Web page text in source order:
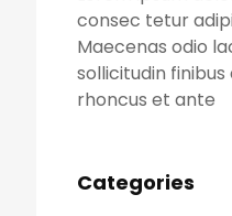
consec tetur
Maecenas odio
sollicitudin
rhoncus et ante
Categories